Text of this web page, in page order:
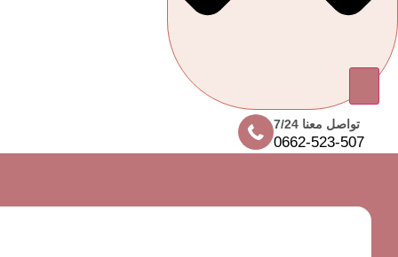
تواصل معنا 7/24
0662-523-507